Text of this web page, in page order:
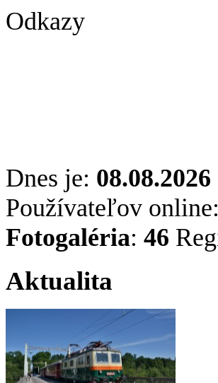
Odkazy
Dnes je: 08.08.2026
Používateľov online:
Fotogaléria: 46
Aktualita